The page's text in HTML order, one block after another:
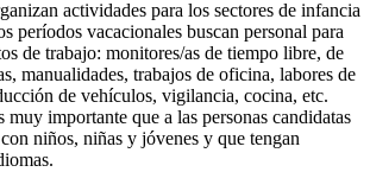
actividades para los sectores de infancia
períodos vacacionales buscan personal para
de trabajo: monitores/as de tiempo libre, de
manualidades, trabajos de oficina, labores de
de vehículos, vigilancia, cocina, etc.
muy importante que a las personas candidatas
niños, niñas y jóvenes y que tengan